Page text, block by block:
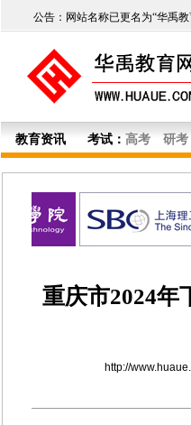
公告：网站名称已更名为“华禹
教育资讯 考试： 高考 研考
重庆市2024年
http://